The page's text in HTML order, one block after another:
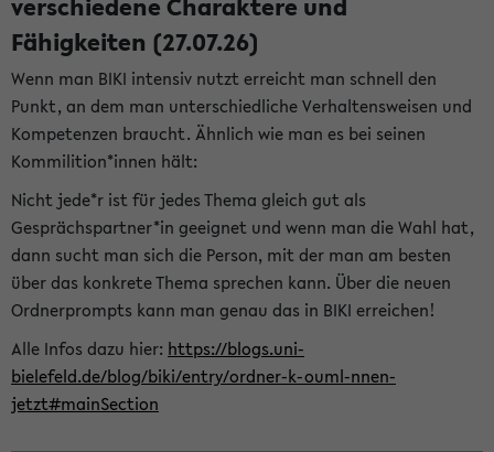
Fähigkeiten (27.07.26)
Wenn man BIKI intensiv nutzt erreicht man schnell den
Punkt, an dem man unterschiedliche Verhaltensweisen und
Kompetenzen braucht. Ähnlich wie man es bei seinen
Kommilition*innen hält:
Nicht jede*r ist für jedes Thema gleich gut als
Gesprächspartner*in geeignet und wenn man die Wahl hat,
dann sucht man sich die Person, mit der man am besten
über das konkrete Thema sprechen kann. Über die neuen
Ordnerprompts kann man genau das in BIKI erreichen!
Alle Infos dazu hier: https://blogs.uni-
bielefeld.de/blog/biki/entry/ordner-k-ouml-nnen-
jetzt#mainSection